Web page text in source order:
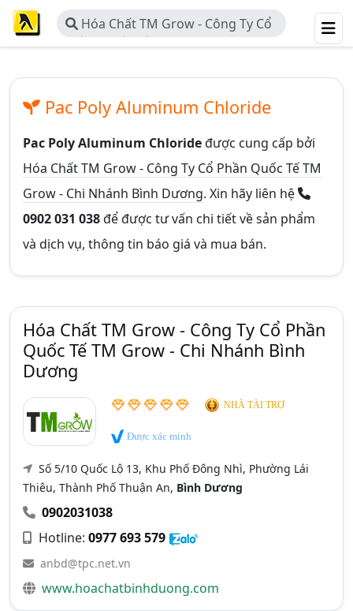
Hóa Chất TM Grow - Công Ty Cổ
Phần Quốc Tế TM Grow - Chi Nhánh
Pac Poly Aluminum Chloride
Pac Poly Aluminum Chlorideđược cung cấp bởi
Hóa Chất TM Grow - Công Ty Cổ Phần Quốc Tế TM
Grow - Chi Nhánh Bình Dương. Xin hãy liên hệ
0902 031 038để được tư vấn chi tiết về sản phẩm
và dịch vụ, thông tin báo giá và mua bán.
Hóa Chất TM Grow - Công Ty Cổ Phần
Quốc Tế TM Grow - Chi Nhánh Bình
Dương
NHÀ TÀI TRỢ
Được xác minh
Số 5/10 Quốc Lộ 13, Khu Phố Đông Nhì, Phường Lái
Thiêu, Thành Phố Thuận An, Bình Dương
0902031038
Hotline: 0977 693 579
anbd@tpc.net.vn
www.hoachatbinhduong.com